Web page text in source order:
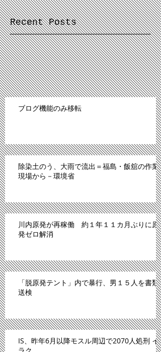
Recent Posts
ブログ機能のみ移転
除染土のう、大雨で流出＝福島・飯舘の作業
現場から－環境省
川内原発が再稼働 約１年１１カ月ぶりに原
発ゼロ解消
「脱原発テント」内で暴行、男１５人を書類
送検
IS、昨年6月以降モスル周辺で2070人処刑 イ